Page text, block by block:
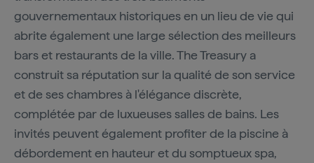
gouvernementaux historiques en un lieu de vie qui
abrite également une large sélection des meilleurs
bars et restaurants de la ville. The Treasury a
construit sa réputation sur la qualité de son service
et de ses chambres à l'élégance discrète,
complétée par de luxueuses salles de bains. Les
invités peuvent également profiter de la piscine à
débordement en hauteur et du somptueux spa,